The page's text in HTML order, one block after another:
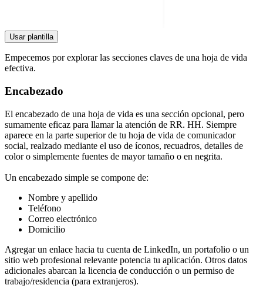
Usar plantilla
Empecemos por explorar las secciones claves de una hoja de vida
efectiva.
Encabezado
El encabezado de una hoja de vida es una sección opcional, pero
sumamente eficaz para llamar la atención de RR. HH. Siempre
aparece en la parte superior de tu hoja de vida de comunicador
social, realzado mediante el uso de íconos, recuadros, detalles de
color o simplemente fuentes de mayor tamaño o en negrita.
Un encabezado simple se compone de:
Nombre y apellido
Teléfono
Correo electrónico
Domicilio
Agregar un enlace hacia tu cuenta de LinkedIn, un portafolio o un
sitio web profesional relevante potencia tu aplicación. Otros datos
adicionales abarcan la licencia de conducción o un permiso de
trabajo/residencia (para extranjeros).